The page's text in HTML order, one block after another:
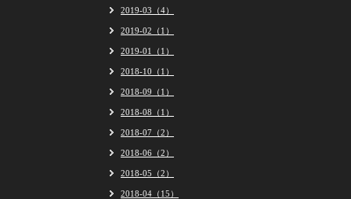
2019-03（4）
2019-02（1）
2019-01（1）
2018-10（1）
2018-09（1）
2018-08（1）
2018-07（2）
2018-06（2）
2018-05（2）
2018-04（15）